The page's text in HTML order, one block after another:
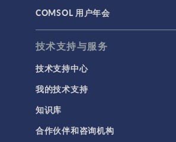
材料
物理场接口
用户界面
研究与求解器
简介
结果与可视化
网格
COMSOL 用户年会
技术支持与服务
技术支持中心
我的技术支持
知识库
合作伙伴和咨询机构